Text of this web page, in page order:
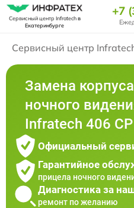
Сервисный центр Infratechв
Екатеринбурге
+7
Сервисный центр
Замена
ночного
Infratech 406 СР
Официальный
Гарантийное
прицела ночного
Диагностика за
ремонт по желанию